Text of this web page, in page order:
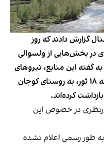
گزارش دادند که روز
در بخش‌هایی از ولسوالی
گفته این منابع، نیروهای
طالبان پس از این درگیری، روز جمعه ۱۸ ثور، به روستای کوجان
کرده‌اند.
در خصوص این
طور رسمی اعلام نشده